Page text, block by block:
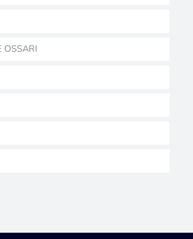
OSSARI